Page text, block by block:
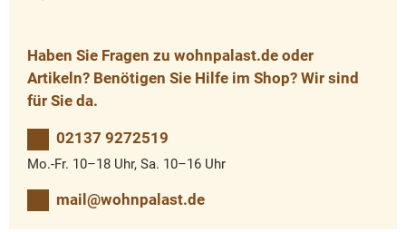
Haben Sie Fragen zu wohnpalast.de oder
Artikeln? Benötigen Sie Hilfe im Shop? Wir sind
für Sie da.
02137 9272519
Mo.-Fr. 10–18 Uhr, Sa. 10–16 Uhr
mail@wohnpalast.de